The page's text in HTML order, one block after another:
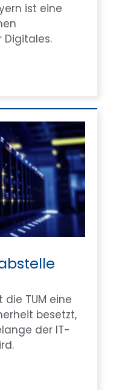
ist eine
die TUM eine
besetzt,
der IT-